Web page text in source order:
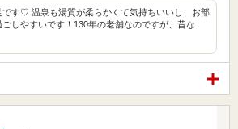
です♡ 温泉も湯質が柔らかくて気持ちいいし、お部
ごしやすいです！130年の老舗なのですが、昔な